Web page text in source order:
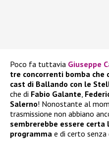
Poco fa tuttavia Giuseppe
tre concorrenti bomba
cast di Ballando con le
che di Fabio Galante,
Salerno! Nonostante al
trasmissione non abbiano
sembrerebbe essere
programma e di certo